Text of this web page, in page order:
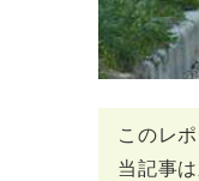
このレ
当記事